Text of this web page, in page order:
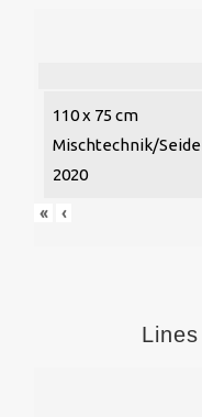
110 x 75 cm
Mischtechnik/
2020
« ‹